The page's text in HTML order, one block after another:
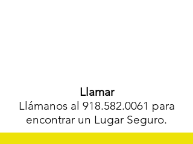
Llamar
Llámanos al 918.582.0061 para
encontrar un Lugar Seguro.